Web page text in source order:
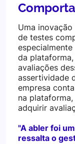
Uma
de testes
da
avaliações
assertividade
empresa
na
adquirir
"A abler foi
ressalta o